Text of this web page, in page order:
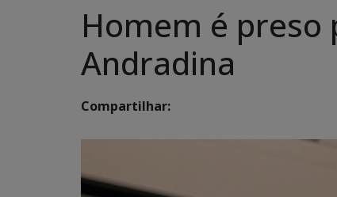
Homem é preso
Andradina
Compartilhar: